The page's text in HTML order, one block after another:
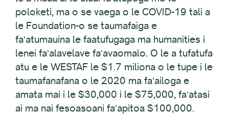
poloketi, ma o se vaega o le COVID-19 tali a
le Foundation-o se taumafaiga e
faʻatumauina le faatufugaga ma humanities i
lenei faʻalavelave faʻavaomalo. O le a tufatufa
atu e le WESTAF le $1.7 miliona o le tupe i le
taumafanafana o le 2020 ma faʻailoga e
amata mai i le $30,000 i le $75,000, faʻatasi
ai ma nai fesoasoani faʻapitoa $100,000.